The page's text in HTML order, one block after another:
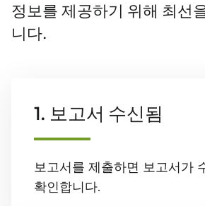
정보를 제공하기 위해 최선
니다.
1. 보고서 수신됨
보고서를 제출하면 보고서가
확인합니다.